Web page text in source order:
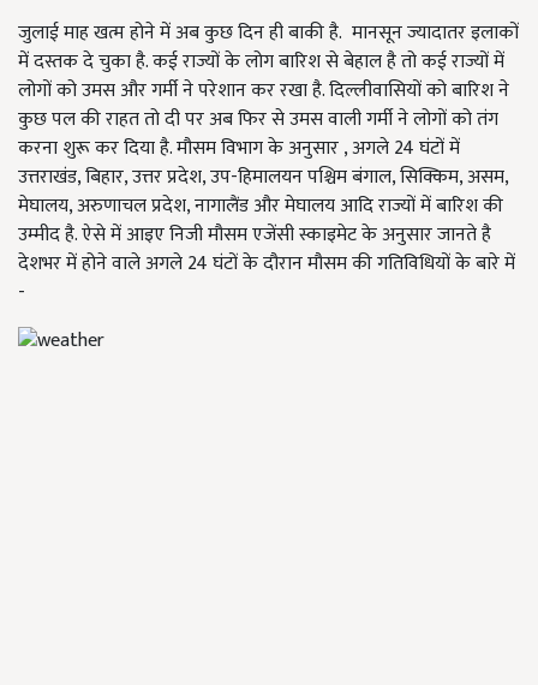
जुलाई माह खत्म होने में अब कुछ दिन ही बाकी है. मानसून ज्यादातर इलाकों
में दस्तक दे चुका है. कई राज्यों के लोग बारिश से बेहाल है तो कई राज्यों में
लोगों को उमस और गर्मी ने परेशान कर रखा है. दिल्लीवासियों को बारिश ने
कुछ पल की राहत तो दी पर अब फिर से उमस वाली गर्मी ने लोगों को तंग
करना शुरू कर दिया है. मौसम विभाग के अनुसार , अगले 24 घंटों में
उत्तराखंड, बिहार, उत्तर प्रदेश, उप-हिमालयन पश्चिम बंगाल, सिक्किम, असम,
मेघालय, अरुणाचल प्रदेश, नागालैंड और मेघालय आदि राज्यों में बारिश की
उम्मीद है. ऐसे में आइए निजी मौसम एजेंसी स्काइमेट के अनुसार जानते है
देशभर में होने वाले अगले 24 घंटों के दौरान मौसम की गतिविधियों के बारे में
-